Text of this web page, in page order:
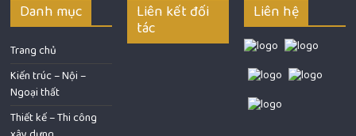
Danh mục
Trang chủ
Kiến trúc – Nội –
Ngoại thất
Thiết kế – Thi công
Liên kết đối
tác
Liên hệ